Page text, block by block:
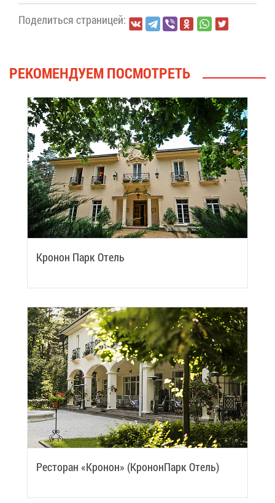
По­де­лить­ся стра­ни­цей:
РЕ­КО­МЕН­ДУ­ЕМ ПО­СМОТ­РЕТЬ
Кро­нон Парк Отель
Ре­сто­ран «Кро­нон» (Кро­нон­Парк Отель)